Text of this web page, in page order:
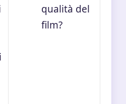
qualità del
film?